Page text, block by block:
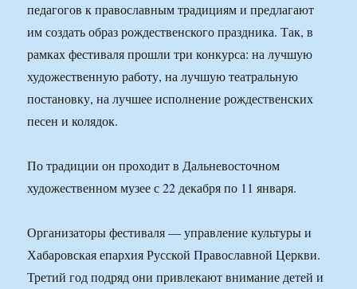
педагогов к православным традициям и предлагают
им создать образ рождественского праздника. Так, в
рамках фестиваля прошли три конкурса: на лучшую
художественную работу, на лучшую театральную
постановку, на лучшее исполнение рождественских
песен и колядок.
По традиции он проходит в Дальневосточном
художественном музее с 22 декабря по 11 января.
Организаторы фестиваля — управление культуры и
Хабаровская епархия Русской Православной Церкви.
Третий год подряд они привлекают внимание детей и